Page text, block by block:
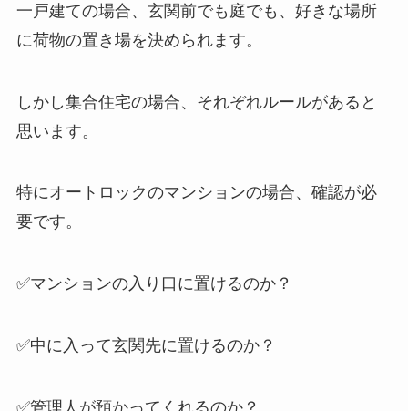
一戸建ての場合、玄関前でも庭でも、好きな場所
に荷物の置き場を決められます。
しかし集合住宅の場合、それぞれルールがあると
思います。
特にオートロックのマンションの場合、確認が必
要です。
✅マンションの入り口に置けるのか？
✅中に入って玄関先に置けるのか？
✅管理人が預かってくれるのか？